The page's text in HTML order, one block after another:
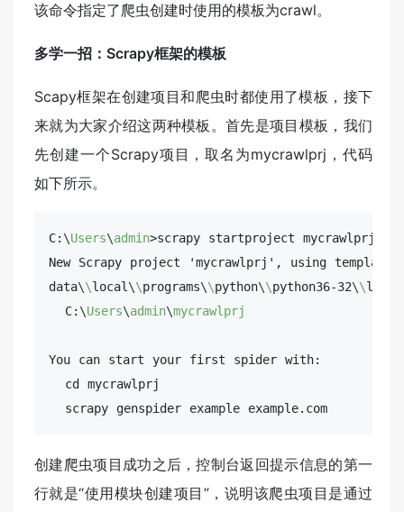
该命令指定了爬虫创建时使用的模板为crawl。
多学一招：Scrapy框架的模板
Scapy框架在创建项目和爬虫时都使用了模板，接下
来就为大家介绍这两种模板。首先是项目模板，我们
先创建一个Scrapy项目，取名为mycrawlprj，代码
如下所示。
C: \Users\admin>scrapy startproject mycrawlprj
New Scrapy project 'mycrawlprj', using
data\\local\\programs\\python\\python36-32\\lib
  C:
\Users\admin\mycrawlprj
You can start your first spider with:
  cd mycrawlprj
  scrapy genspider example example.com
创建爬虫项目成功之后，控制台返回提示信息的第一
行就是“使用模块创建项目”，说明该爬虫项目是通过